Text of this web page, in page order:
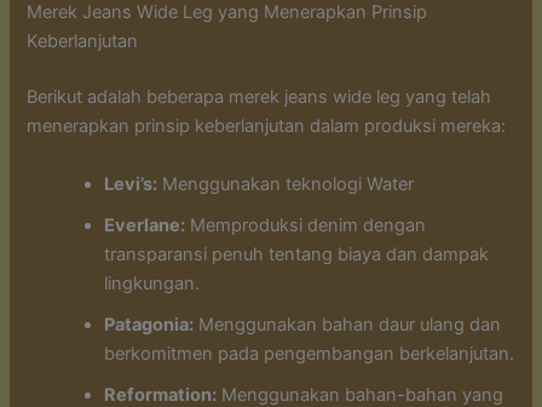
Merek Jeans Wide Leg yang Menerapkan Prinsip
Keberlanjutan
Berikut adalah beberapa merek jeans wide leg yang telah
menerapkan prinsip keberlanjutan dalam produksi mereka:
Levi’s: Menggunakan teknologi Water
Everlane: Memproduksi denim dengan
transparansi penuh tentang biaya dan dampak
lingkungan.
Patagonia: Menggunakan bahan daur ulang dan
berkomitmen pada pengembangan berkelanjutan.
Reformation: Menggunakan bahan-bahan yang